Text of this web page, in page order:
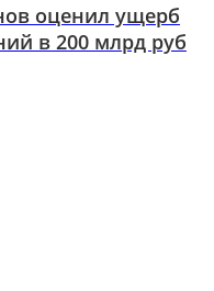
оценил ущерб
в 200 млрд руб